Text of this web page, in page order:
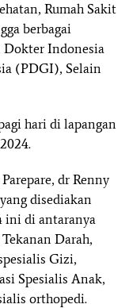
Rumah Sakit
berbagai
Dokter Indonesia
(PDGI), Selain
hari di lapangan
dr Renny
disediakan
ini di antaranya
Darah,
Gizi,
Spesialis Anak,
orthopedi.